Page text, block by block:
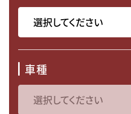
車種